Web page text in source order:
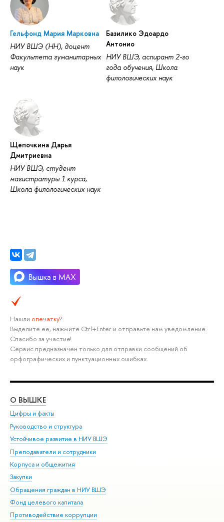
Гельфонд Мария Марковна
НИУ ВШЭ (НН), доцент
Факультета гуманитарных
наук
Базилико Эдоардо
Антонио
НИУ ВШЭ, аспирант 2-го
года обучения, Школа
филологических наук
Щепочкина Дарья
Дмитриевна
НИУ ВШЭ, студент
магистратуры 1 курса,
Школа филологических наук
Нашли опечатку?
Выделите её, нажмите Ctrl+Enter и отправьте нам уведомление.
Спасибо за участие!
Сервис предназначен только для отправки сообщений об
орфографических и пунктуационных ошибках.
О ВЫШКЕ
Цифры и факты
Руководство и структура
Устойчивое развитие в НИУ ВШЭ
Преподаватели и сотрудники
Корпуса и общежития
Закупки
Обращения граждан в НИУ ВШЭ
Фонд целевого капитала
Противодействие коррупции